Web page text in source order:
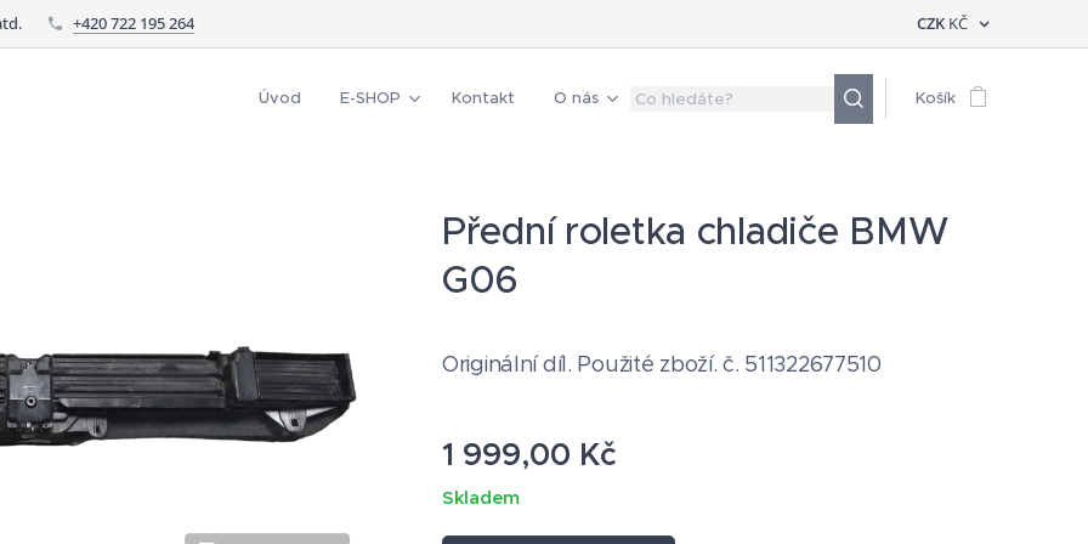
+420 722 195 264 CZK KČ
Úvod E-SHOP Kontakt O nás Košík
Přední roletka chladiče BMW
G06
Originální díl. Použité zboží. č. 511322677510
1 999,00 Kč
Skladem